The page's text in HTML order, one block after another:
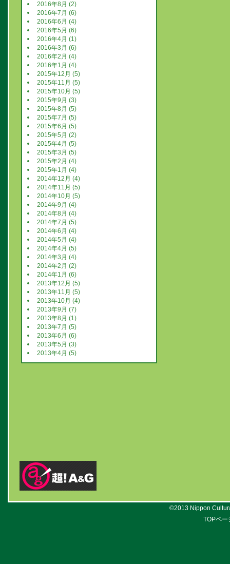
2016年8月 (2)
2016年7月 (6)
2016年6月 (4)
2016年5月 (6)
2016年4月 (1)
2016年3月 (6)
2016年2月 (4)
2016年1月 (4)
2015年12月 (5)
2015年11月 (5)
2015年10月 (5)
2015年9月 (3)
2015年8月 (5)
2015年7月 (5)
2015年6月 (5)
2015年5月 (2)
2015年4月 (5)
2015年3月 (5)
2015年2月 (4)
2015年1月 (4)
2014年12月 (4)
2014年11月 (5)
2014年10月 (5)
2014年9月 (4)
2014年8月 (4)
2014年7月 (5)
2014年6月 (4)
2014年5月 (4)
2014年4月 (5)
2014年3月 (4)
2014年2月 (2)
2014年1月 (6)
2013年12月 (5)
2013年11月 (5)
2013年10月 (4)
2013年9月 (7)
2013年8月 (1)
2013年7月 (5)
2013年6月 (6)
2013年5月 (3)
2013年4月 (5)
©2013 Nippon
TOPペー